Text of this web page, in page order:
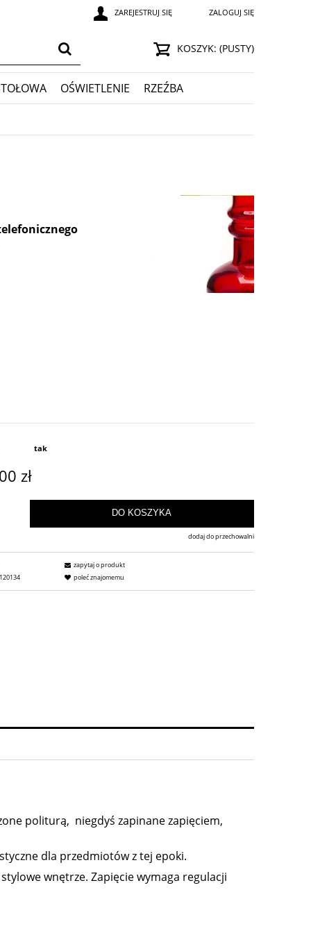
ZAREJESTRUJ SIĘ ZALOGUJ SIĘ
KOSZYK: (PUSTY)
OŚWIETLENIE
RZEŹBA
Wazon ikebana Loetz, Perlenmutter 1899r.
tak
zł
DO KOSZYKA
dodaj do przechowalni
zapytaj o produkt
poleć znajomemu
politurą, niegdyś zapinane zapięciem,
dla przedmiotów z tej epoki.
wnętrze. Zapięcie wymaga regulacji